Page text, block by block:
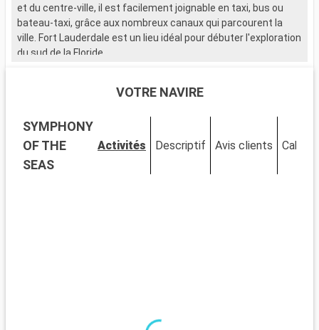
et du centre-ville, il est facilement joignable en taxi, bus ou
bateau-taxi, grâce aux nombreux canaux qui parcourent la
ville. Fort Lauderdale est un lieu idéal pour débuter l'exploration
du sud de la Floride.
Fort Lauderdale est réputée pour ses plages de sable et ses
galeries d'art et restaurants, offre une expérience de
shopping et de détente unique. Le Musée de Bonnet House se
distingue par son architecture singulière et ses jardins
tropicaux. La ville est également idéale pour les activités
ses plages et son quartier Art Déco. Pour une ambiance plus
VOTRE NAVIRE
SYMPHONY
OF THE
SEAS
Activités Descriptif Avis clients